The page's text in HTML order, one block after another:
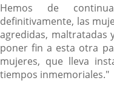
Hemos de
definitivamente, las
agredidas, maltratadas
poner fin a esta otra
mujeres, que lleva
tiempos inmemoriales."